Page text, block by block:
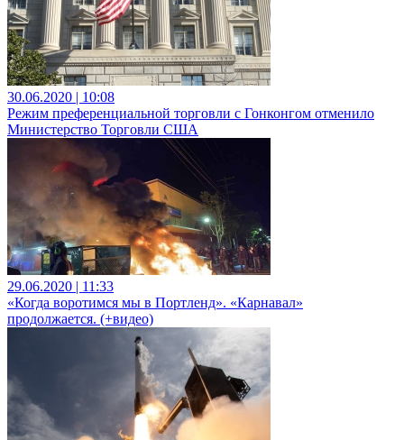
30.06.2020 | 10:08
Режим преференциальной торговли с Гонконгом отменило
Министерство Торговли США
29.06.2020 | 11:33
«Когда воротимся мы в Портленд». «Карнавал»
продолжается. (+видео)